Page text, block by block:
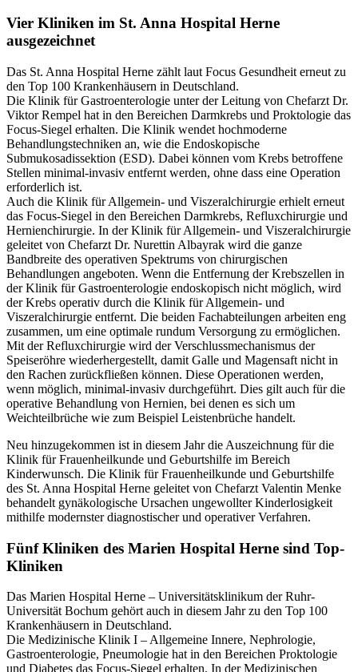
Vier Kliniken im St. Anna Hospital Herne
ausgezeichnet
Das St. Anna Hospital Herne zählt laut Focus Gesundheit erneut zu
den Top 100 Krankenhäusern in Deutschland.
Die Klinik für Gastroenterologie unter der Leitung von Chefarzt Dr.
Viktor Rempel hat in den Bereichen Darmkrebs und Proktologie das
Focus-Siegel erhalten. Die Klinik wendet hochmoderne
Behandlungstechniken an, wie die Endoskopische
Submukosadissektion (ESD). Dabei können vom Krebs betroffene
Stellen minimal-invasiv entfernt werden, ohne dass eine Operation
erforderlich ist.
Auch die Klinik für Allgemein- und Viszeralchirurgie erhielt erneut
das Focus-Siegel in den Bereichen Darmkrebs, Refluxchirurgie und
Hernienchirurgie. In der Klinik für Allgemein- und Viszeralchirurgie
geleitet von Chefarzt Dr. Nurettin Albayrak wird die ganze
Bandbreite des operativen Spektrums von chirurgischen
Behandlungen angeboten. Wenn die Entfernung der Krebszellen in
der Klinik für Gastroenterologie endoskopisch nicht möglich, wird
der Krebs operativ durch die Klinik für Allgemein- und
Viszeralchirurgie entfernt. Die beiden Fachabteilungen arbeiten eng
zusammen, um eine optimale rundum Versorgung zu ermöglichen.
Mit der Refluxchirurgie wird der Verschlussmechanismus der
Speiseröhre wiederhergestellt, damit Galle und Magensaft nicht in
den Rachen zurückfließen können. Diese Operationen werden,
wenn möglich, minimal-invasiv durchgeführt. Dies gilt auch für die
operative Behandlung von Hernien, bei denen es sich um
Weichteilbrüche wie zum Beispiel Leistenbrüche handelt.
Neu hinzugekommen ist in diesem Jahr die Auszeichnung für die
Klinik für Frauenheilkunde und Geburtshilfe im Bereich
Kinderwunsch. Die Klinik für Frauenheilkunde und Geburtshilfe
des St. Anna Hospital Herne geleitet von Chefarzt Valentin Menke
behandelt gynäkologische Ursachen ungewollter Kinderlosigkeit
mithilfe modernster diagnostischer und operativer Verfahren.
Fünf Kliniken des Marien Hospital Herne sind Top-
Kliniken
Das Marien Hospital Herne – Universitätsklinikum der Ruhr-
Universität Bochum gehört auch in diesem Jahr zu den Top 100
Krankenhäusern in Deutschland.
Die Medizinische Klinik I – Allgemeine Innere, Nephrologie,
Gastroenterologie, Pneumologie hat in den Bereichen Proktologie
und Diabetes das Focus-Siegel erhalten. In der Medizinischen